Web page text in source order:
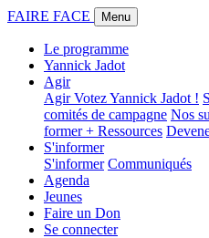
FAIRE FACE Menu
Le programme
Yannick Jadot
Agir
AgirVotez Yannick Jadot !
comités de campagne Nos
former + Ressources
S'informer
S'informer Communiqués
Agenda
Jeunes
Faire un Don
Se connecter